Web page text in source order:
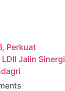
Perkuat
Jalin Sinergi